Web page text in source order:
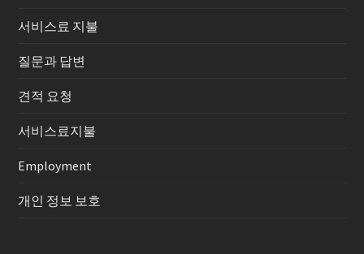
서비스료 지불
질문과 답변
견적 요청
서비스료지불
Employment
개인 정보 보호